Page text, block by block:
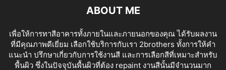
ABOUT ME
เพื่อให้การทาสีอาคารทั้งภายในและภายนอกของคุณ ได้รับผลงาน
ที่มีคุณภาพดีเยี่ยม เลือกใช้บริการกับเรา 2brothers ทั้งการให้คำ
แนะนำ ปรึกษาเกี่ยวกับการใช้งานสี และการเลือกสีที่เหมาะสำหรับ
พื้นผิว ซึ่งในปัจจุบันพื้นผิวที่ต้อง repaint งานสีนั้นมีจำนวนมาก